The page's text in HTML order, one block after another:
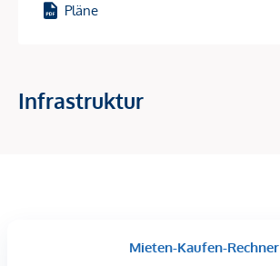
Bank <75m
Pläne
Infrastruktur
Mieten-Kaufen-Rechner